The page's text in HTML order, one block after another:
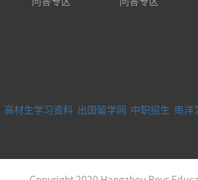
高材生学习资料 出国留学网 中职招生 南洋